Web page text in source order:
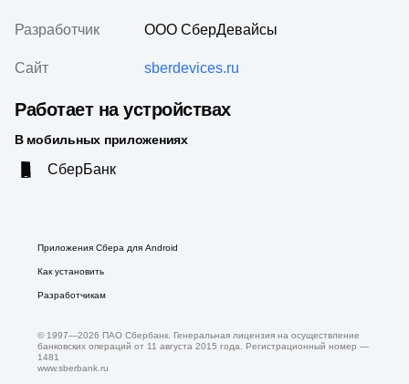
Разработчик ООО СберДевайсы
Сайт sberdevices.ru
Работает на устройствах
В мобильных приложениях
СберБанк
Приложения Сбера для Android
Как установить
Разработчикам
© 1997—2026 ПАО Сбербанк. Генеральная лицензия на осуществление
банковских операций от 11 августа 2015 года. Регистрационный номер —
1481
www.sberbank.ru